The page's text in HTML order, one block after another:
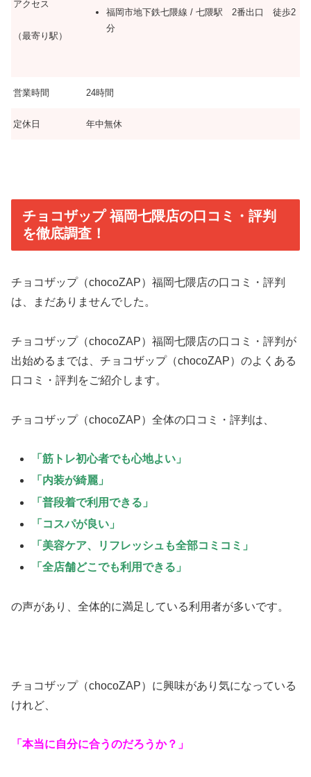
アクセス
（最寄り駅）
福岡市地下鉄七隈線 / 七隈駅 2番出口 徒歩2
分
営業時間 24時間
定休日 年中無休
チョコザップ 福岡七隈店の口コミ・評判
を徹底調査！
チョコザップ（chocoZAP）福岡七隈店の口コミ・評判
は、まだありませんでした。
チョコザップ（chocoZAP）福岡七隈店の口コミ・評判が
出始めるまでは、チョコザップ（chocoZAP）のよくある
口コミ・評判をご紹介します。
チョコザップ（chocoZAP）全体の口コミ・評判は、
「筋トレ初心者でも心地よい」
「内装が綺麗」
「普段着で利用できる」
「コスパが良い」
「美容ケア、リフレッシュも全部コミコミ」
「全店舗どこでも利用できる」
の声があり、全体的に満足している利用者が多いです。
チョコザップ（chocoZAP）に興味があり気になっている
けれど、
「本当に自分に合うのだろうか？」